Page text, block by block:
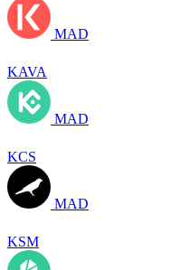
MAD
KAVA
MAD
KCS
MAD
KSM